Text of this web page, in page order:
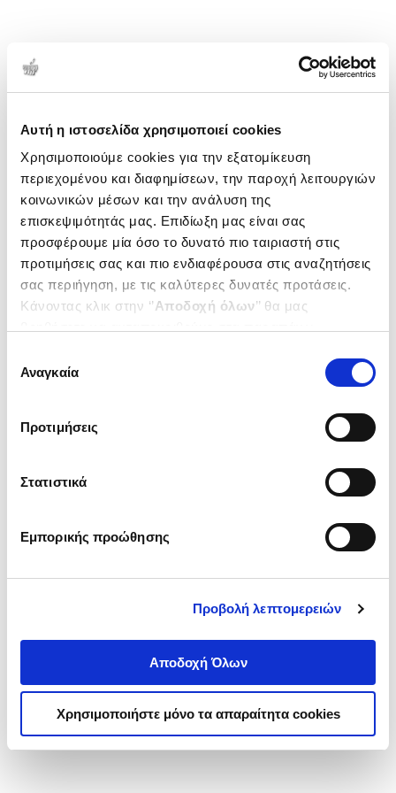
Αυτή η ιστοσελίδα χρησιμοποιεί cookies
Χρησιμοποιούμε cookies για την εξατομίκευση
περιεχομένου και διαφημίσεων, την παροχή λειτουργιών
κοινωνικών μέσων και την ανάλυση της
επισκεψιμότητάς μας. Επιδίωξη μας είναι σας
προσφέρουμε μία όσο το δυνατό πιο ταιριαστή στις
προτιμήσεις σας και πιο ενδιαφέρουσα στις αναζητήσεις
σας περιήγηση, με τις καλύτερες δυνατές προτάσεις.
Κάνοντας κλικ στην ‘’Αποδοχή όλων’’ θα μας
ενδιαφέρουν και να επιλέξετε από τα παρακάτω με την
΄΄και να ενημερωθείτε σχετικά με
συγκατάθεσης
Αναγκαία
Προτιμήσεις
Στατιστικά
Εμπορικής προώθησης
Προβολή λεπτομερειών
Αποδοχή Όλων
Χρησιμοποιήστε μόνο τα απαραίτητα cookies